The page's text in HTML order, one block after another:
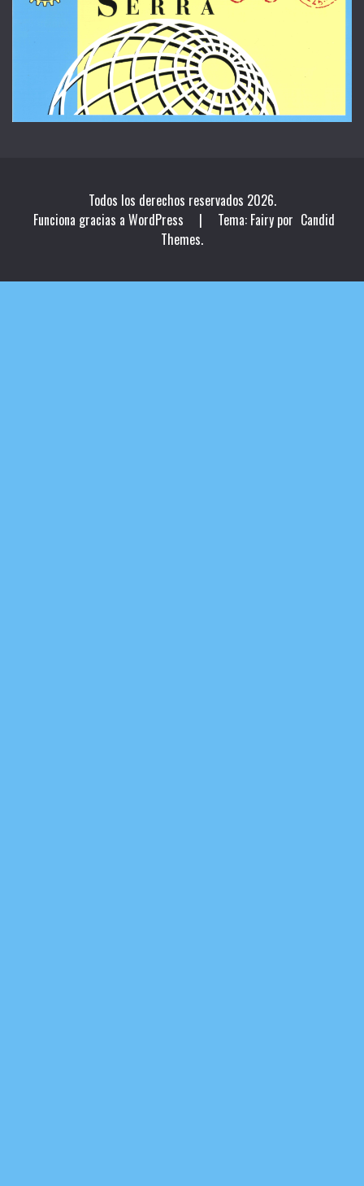
Todos los derechos reservados 2026.
Funciona gracias a WordPress
| Tema: Fairy por Candid
Themes.